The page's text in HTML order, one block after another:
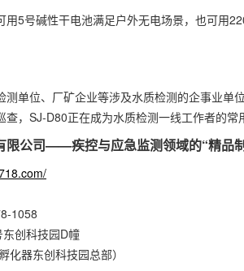
5号碱性干电池满足户外无电场景，也可用
测单位、厂矿企业等涉及水质检测的企事业单
，SJ-D80正在成为水质检测一线工作者的常
限公司——疾控与应急监测领域的“精品
1058
创科技园D幢
化器东创科技园总部）